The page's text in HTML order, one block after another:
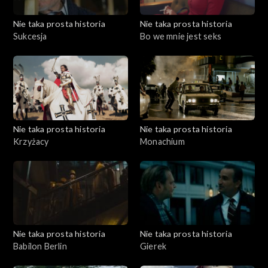
Nie taka prosta historia
Sukcesja
Nie taka prosta historia
Bo we mnie jest seks
Nie taka prosta historia
Krzyżacy
Nie taka prosta historia
Monachium
Nie taka prosta historia
Babilon Berlin
Nie taka prosta historia
Gierek